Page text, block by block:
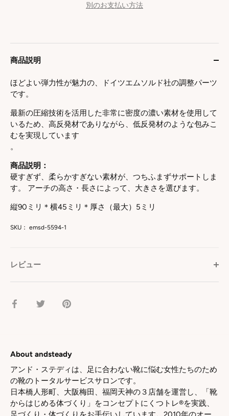
別のお支払い方法
商品説明
ほどよい弾力性が魅力の、ドイツエムソルド社の調整パーツ
です。
最新の圧縮技術を活用した非常に密度の濃い素材を使用して
いるため、高反発材でありながら、低反発材のような包みこ
むを実現しています
。
商品説明：
硬すぎず、柔らかすぎない素材が、つちふまずサポートしま
す。 アーチの高さ・長さによって、大きさを選びます。
縦90ミリ＊横45ミリ＊厚さ（最大）5ミリ
SKU： emsd-5594-1
レビュー
facebookTwitterpinterest
About andsteady
アンド・ステディは、足に合わない靴に悩む女性たちのため
の靴のトータルサービスサロンです。
日本橋人形町、大阪梅田、福岡天神の３店舗を運営し、「靴
からはじめる体づくり」をコンセプトにくつトレ®を実践、